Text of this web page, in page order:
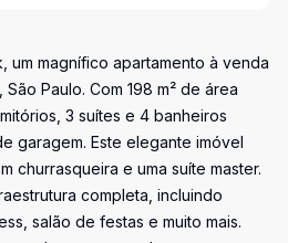
um magnífico apartamento à venda
Paulo. Com 198 m² de área
3 suítes e 4 banheiros
garagem. Este elegante imóvel
churrasqueira e uma suíte master.
completa, incluindo
salão de festas e muito mais.